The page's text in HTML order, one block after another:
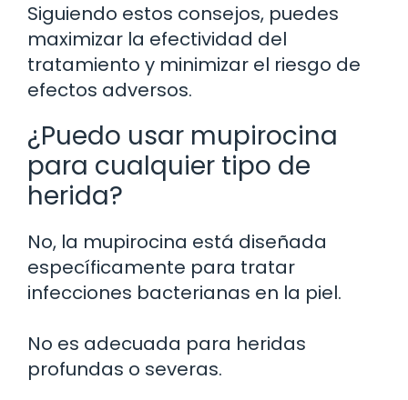
Siguiendo estos consejos, puedes
maximizar la efectividad del
tratamiento y minimizar el riesgo de
efectos adversos.
¿Puedo usar mupirocina
para cualquier tipo de
herida?
No, la mupirocina está diseñada
específicamente para tratar
infecciones bacterianas en la piel.
No es adecuada para heridas
profundas o severas.